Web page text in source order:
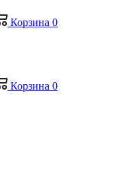
Корзина 0
Корзина 0